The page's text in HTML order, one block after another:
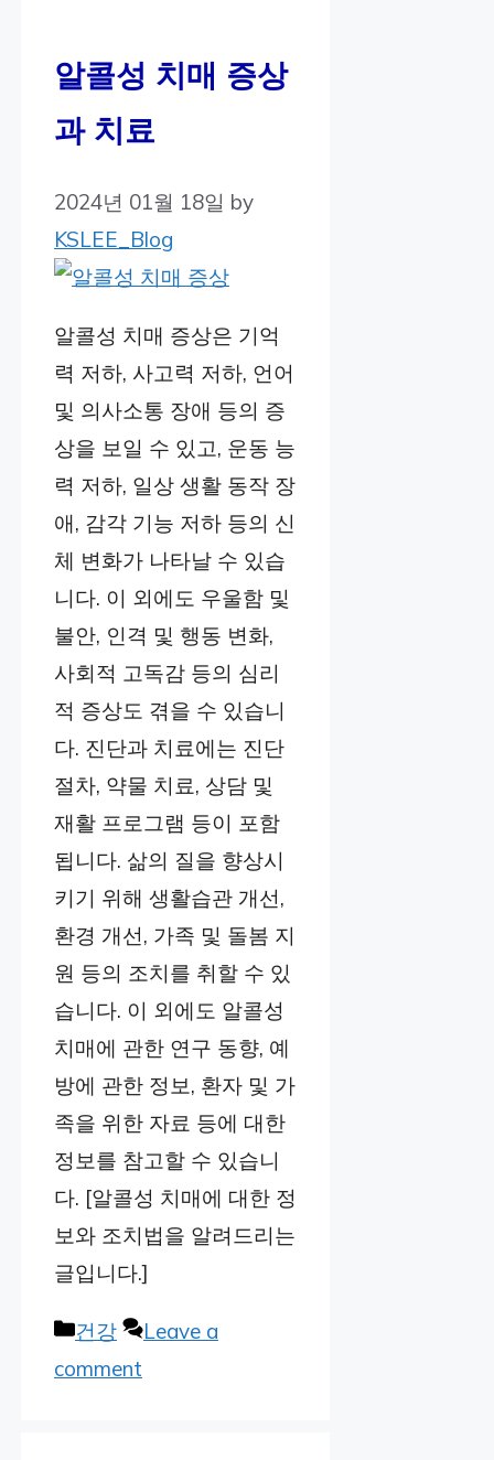
알콜성 치매 증상
과 치료
2024년 01월 18일 by
KSLEE_Blog
알콜성 치매 증상은 기억
력 저하, 사고력 저하, 언어
및 의사소통 장애 등의 증
상을 보일 수 있고, 운동 능
력 저하, 일상 생활 동작 장
애, 감각 기능 저하 등의 신
체 변화가 나타날 수 있습
니다. 이 외에도 우울함 및
불안, 인격 및 행동 변화,
사회적 고독감 등의 심리
적 증상도 겪을 수 있습니
다. 진단과 치료에는 진단
절차, 약물 치료, 상담 및
재활 프로그램 등이 포함
됩니다. 삶의 질을 향상시
키기 위해 생활습관 개선,
환경 개선, 가족 및 돌봄 지
원 등의 조치를 취할 수 있
습니다. 이 외에도 알콜성
치매에 관한 연구 동향, 예
방에 관한 정보, 환자 및 가
족을 위한 자료 등에 대한
정보를 참고할 수 있습니
다. [알콜성 치매에 대한 정
보와 조치법을 알려드리는
글입니다.]
Categories
건강
Leave a
comment